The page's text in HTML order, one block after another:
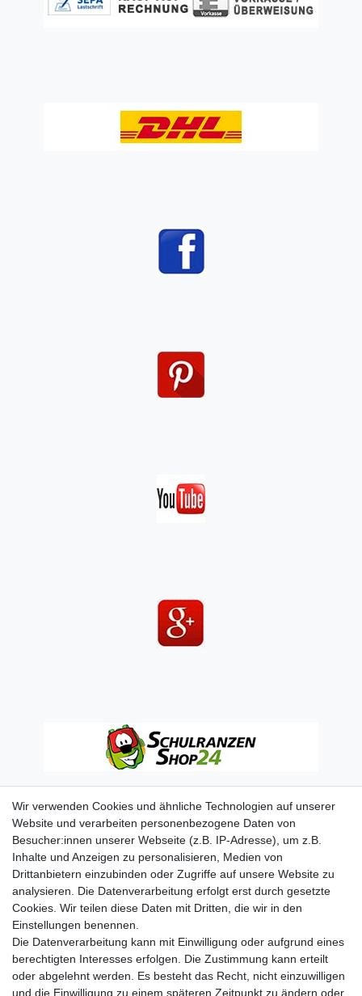
Wir verwenden Cookies und ähnliche Technologien auf unserer
Website und verarbeiten personenbezogene Daten von
Besucher:innen unserer Webseite (z.B. IP-Adresse), um z.B.
Inhalte und Anzeigen zu personalisieren, Medien von
Drittanbietern einzubinden oder Zugriffe auf unsere Website zu
analysieren. Die Datenverarbeitung erfolgt erst durch gesetzte
Cookies. Wir teilen diese Daten mit Dritten, die wir in den
Einstellungen benennen.
Die Datenverarbeitung kann mit Einwilligung oder aufgrund eines
berechtigten Interesses erfolgen. Die Zustimmung kann erteilt
oder abgelehnt werden. Es besteht das Recht, nicht einzuwilligen
und die Einwilligung zu einem späteren Zeitpunkt zu ändern oder